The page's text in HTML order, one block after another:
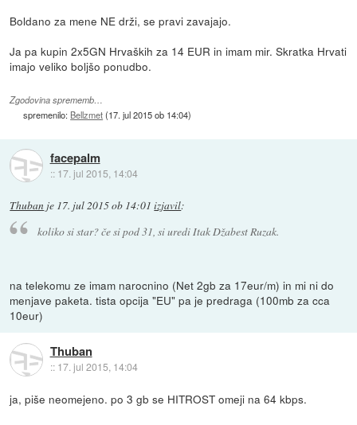
Boldano za mene NE drži, se pravi zavajajo.
Ja pa kupin 2x5GN Hrvaških za 14 EUR in imam mir. Skratka Hrvati
imajo veliko boljšo ponudbo.
Zgodovina sprememb…
spremenilo: Bellzmet(17. jul 2015 ob 14:04)
facepalm
:: 17. jul 2015, 14:04
Thuban je 17. jul 2015 ob 14:01 izjavil:
koliko si star? če si pod 31, si uredi Itak Džabest Ruzak.
na telekomu ze imam narocnino (Net 2gb za 17eur/m) in mi ni do
menjave paketa. tista opcija "EU" pa je predraga (100mb za cca
10eur)
Thuban
:: 17. jul 2015, 14:04
ja, piše neomejeno. po 3 gb se HITROST omeji na 64 kbps.